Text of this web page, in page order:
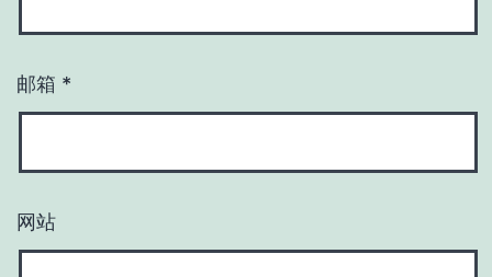
邮箱 *
网站